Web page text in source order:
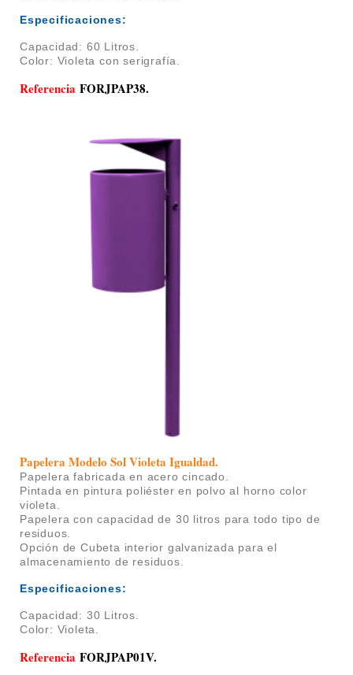
Especificaciones:
Capacidad: 60 Litros.
Color: Violeta con serigrafía.
Referencia FORJPAP38.
Papelera Modelo Sol Violeta Igualdad.
Papelera fabricada en acero cincado.
Pintada en pintura poliéster en polvo al horno color
violeta.
Papelera con capacidad de 30 litros para todo tipo de
residuos.
Opción de Cubeta interior galvanizada para el
almacenamiento de residuos.
Especificaciones:
Capacidad: 30 Litros.
Color: Violeta.
Referencia FORJPAP01V.